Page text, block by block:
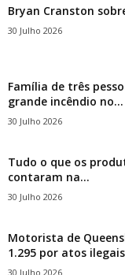
Bryan Cranston
30 Julho 2026
Família de três
grande incêndio no...
30 Julho 2026
Tudo o que os
contaram na...
30 Julho 2026
Motorista de
1.295 por atos
30 Julho 2026